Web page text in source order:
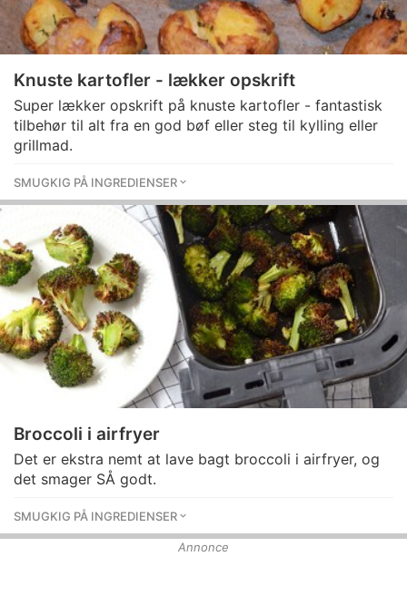
Knuste kartofler - lækker opskrift
Super lækker opskrift på knuste kartofler - fantastisk
tilbehør til alt fra en god bøf eller steg til kylling eller
grillmad.
SMUGKIG PÅ INGREDIENSER
Broccoli i airfryer
Det er ekstra nemt at lave bagt broccoli i airfryer, og
det smager SÅ godt.
SMUGKIG PÅ INGREDIENSER
Annonce